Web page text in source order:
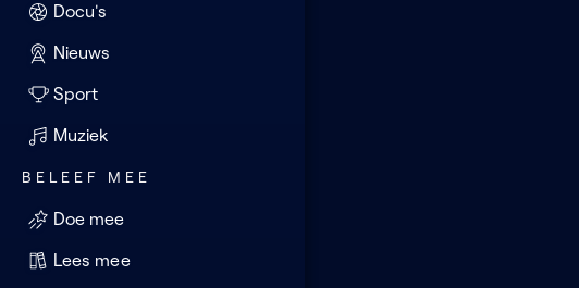
Docu's
Nieuws
Sport
Muziek
BELEEF MEE
Doe mee
Lees mee